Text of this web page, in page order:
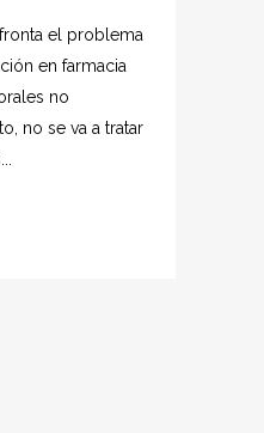
el problema
en farmacia
no
no se va a tratar